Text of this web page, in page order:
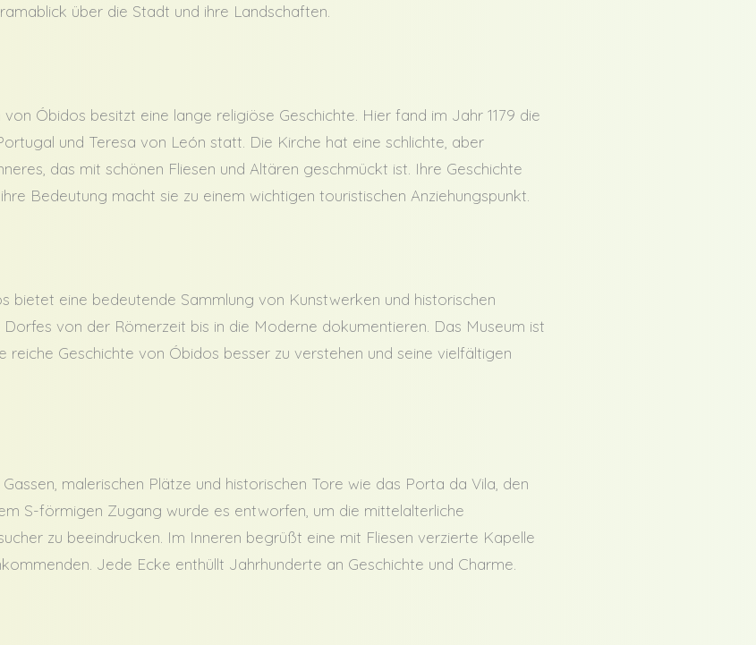
über die Stadt und ihre Landschaften.
Óbidos besitzt eine lange religiöse Geschichte. Hier fand im Jahr 1179 die
und Teresa von León statt. Die Kirche hat eine schlichte, aber
das mit schönen Fliesen und Altären geschmückt ist. Ihre Geschichte
Bedeutung macht sie zu einem wichtigen touristischen Anziehungspunkt.
bietet eine bedeutende Sammlung von Kunstwerken und historischen
von der Römerzeit bis in die Moderne dokumentieren. Das Museum ist
Geschichte von Óbidos besser zu verstehen und seine vielfältigen
malerischen Plätze und historischen Tore wie das Porta da Vila, den
S-förmigen Zugang wurde es entworfen, um die mittelalterliche
zu beeindrucken. Im Inneren begrüßt eine mit Fliesen verzierte Kapelle
Jede Ecke enthüllt Jahrhunderte an Geschichte und Charme.